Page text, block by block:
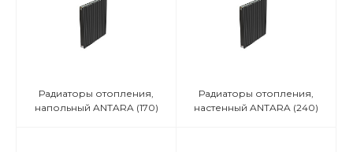
Радиаторы отопления,
напольный ANTARA (170)
Радиаторы отопления,
настенный ANTARA (240)